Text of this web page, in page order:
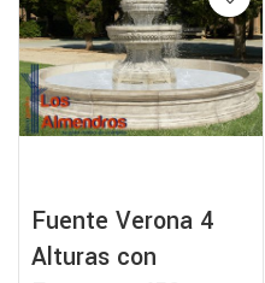
Fuente Verona 4
Alturas con